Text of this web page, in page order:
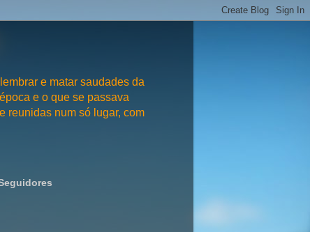
e matar saudades da
e o que se passava
reunidas num só lugar, com